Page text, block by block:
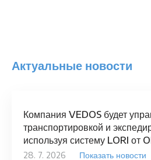
Актуальные новости
Компания VEDOS будет
транспортировкой и
используя систему LORI от
28. 7. 2026 Показать новости